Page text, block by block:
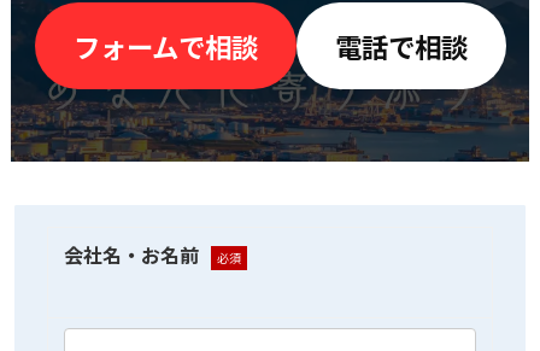
フォームで相談 電話で相談
会社名・お名前 必須